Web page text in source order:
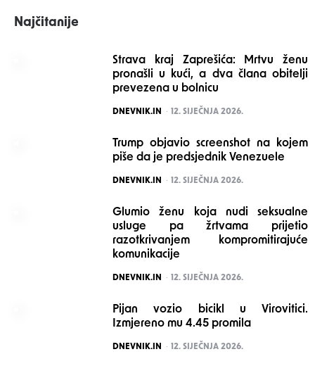
Najčitanije
Strava kraj Zaprešića: Mrtvu ženu
pronašli u kući, a dva člana obitelji
prevezena u bolnicu
POSTED
DNEVNIK.IN 12. SIJEČNJA 2026.
Trump objavio screenshot na kojem
piše da je predsjednik Venezuele
POSTED
DNEVNIK.IN 12. SIJEČNJA 2026.
Glumio ženu koja nudi seksualne
usluge pa žrtvama prijetio
razotkrivanjem kompromitirajuće
komunikacije
POSTED
DNEVNIK.IN 12. SIJEČNJA 2026.
Pijan vozio bicikl u Virovitici.
Izmjereno mu 4.45 promila
POSTED
DNEVNIK.IN 12. SIJEČNJA 2026.